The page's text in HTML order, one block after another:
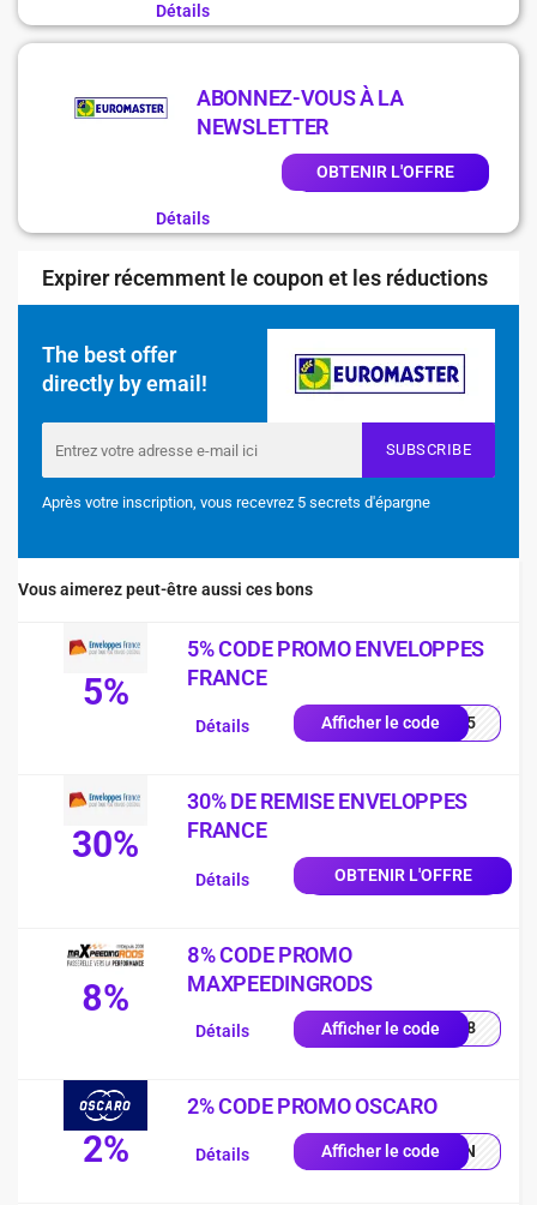
Détails
ABONNEZ-VOUS À LA
NEWSLETTER
OBTENIR L'OFFRE
Détails
Expirer récemment le coupon et les réductions
The best offer
directly by email!
SUBSCRIBE
Après votre inscription, vous recevrez 5 secrets d'épargne
Vous aimerez peut-être aussi ces bons
5%
5% CODE PROMO ENVELOPPES
FRANCE
Afficher le codeRST5
Détails
30%
30% DE REMISE ENVELOPPES
FRANCE
OBTENIR L'OFFRE
Détails
8%
8% CODE PROMO
MAXPEEDINGRODS
Afficher le codeEST8
Détails
2%
2% CODE PROMO OSCARO
Afficher le codeJUIN
Détails